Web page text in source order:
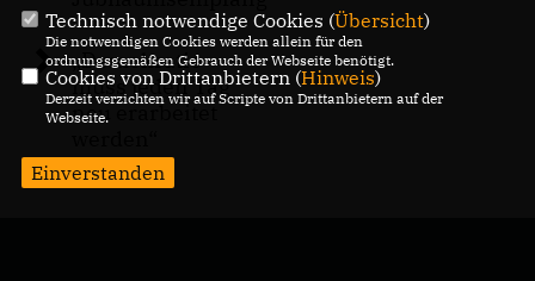
Demokratie
muss jeden Tag
neu erarbeitet
Technisch notwendige Cookies (Übersicht)
Die notwendigen Cookies werden allein für den
ordnungsgemäßen Gebrauch der Webseite benötigt.
Cookies von Drittanbietern (Hinweis)
Derzeit verzichten wir auf Scripte von Drittanbietern auf der
Webseite.
Einverstanden